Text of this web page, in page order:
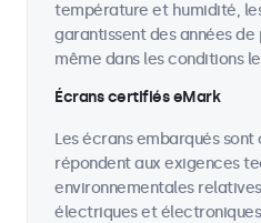
température et humidité,
garantissent des années
même dans les conditions
Écrans certifiés eMark
Les écrans embarqués
répondent aux exigences
environnementales
électriques et